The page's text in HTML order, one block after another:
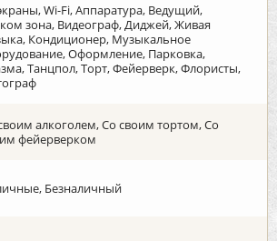
Wi-Fi, Аппаратура, Ведущий,
зона, Видеограф, Диджей, Живая
Кондиционер, Музыкальное
Оформление, Парковка,
Танцпол, Торт, Фейерверк, Флористы,
алкоголем, Со своим тортом, Со
фейерверком
Безналичный